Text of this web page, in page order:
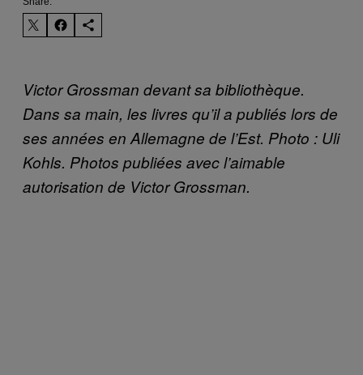
Victor Grossman devant sa bibliothèque.
Dans sa main, les livres qu’il a publiés lors de
ses années en Allemagne de l’Est. Photo : Uli
Kohls. Photos publiées avec l’aimable
autorisation de Victor Grossman.